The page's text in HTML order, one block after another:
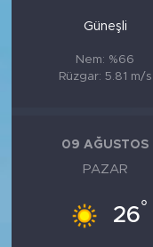
Güneşli
Nem: %66
Rüzgar: 5.81 m/s
09 AĞUSTOS
PAZAR
26°